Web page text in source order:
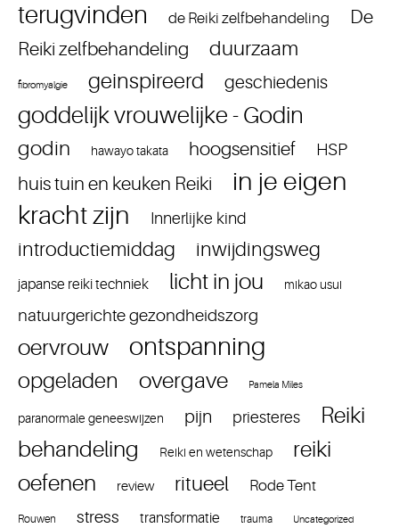
terugvinden
de Reiki zelfbehandeling
De
Reiki zelfbehandeling
duurzaam
fibromyalgie geinspireerd geschiedenis
goddelijk vrouwelijke - Godin
godin hawayo takata hoogsensitief HSP
huis tuin en keuken Reiki
in je eigen
kracht zijn
Innerlijke kind
introductiemiddag inwijdingsweg
japanse reiki techniek licht in jou mikao usui
natuurgerichte gezondheidszorg
oervrouw ontspanning
opgeladen overgave Pamela Miles
paranormale geneeswijzen pijn priesteres
Reiki
behandeling
Reiki en wetenschap
reiki
oefenen
review ritueel Rode Tent
Rouwen stress transformatie trauma Uncategorized